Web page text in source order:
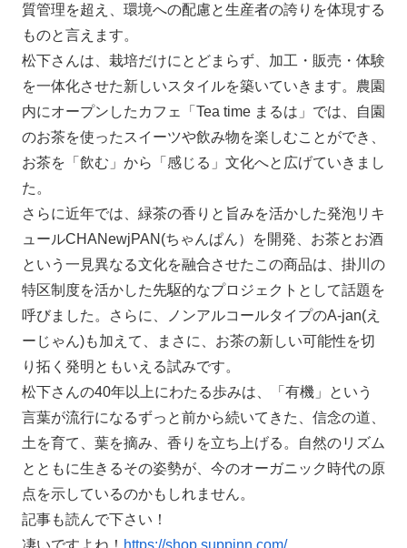
質管理を超え、環境への配慮と生産者の誇りを体現する
ものと言えます。
松下さんは、栽培だけにとどまらず、加工・販売・体験
を一体化させた新しいスタイルを築いていきます。農園
内にオープンしたカフェ「Tea time まるは」では、自園
のお茶を使ったスイーツや飲み物を楽しむことができ、
お茶を「飲む」から「感じる」文化へと広げていきまし
た。
さらに近年では、緑茶の香りと旨みを活かした発泡リキ
ュールCHANewjPAN(ちゃんぱん）を開発、お茶とお酒
という一見異なる文化を融合させたこの商品は、掛川の
特区制度を活かした先駆的なプロジェクトとして話題を
呼びました。さらに、ノンアルコールタイプのA-jan(え
ーじゃん)も加えて、まさに、お茶の新しい可能性を切
り拓く発明ともいえる試みです。
松下さんの40年以上にわたる歩みは、「有機」という
言葉が流行になるずっと前から続いてきた、信念の道、
土を育て、葉を摘み、香りを立ち上げる。自然のリズム
とともに生きるその姿勢が、今のオーガニック時代の原
点を示しているのかもしれません。
記事も読んで下さい！
凄いですよね！ https://shop.suppinn.com/